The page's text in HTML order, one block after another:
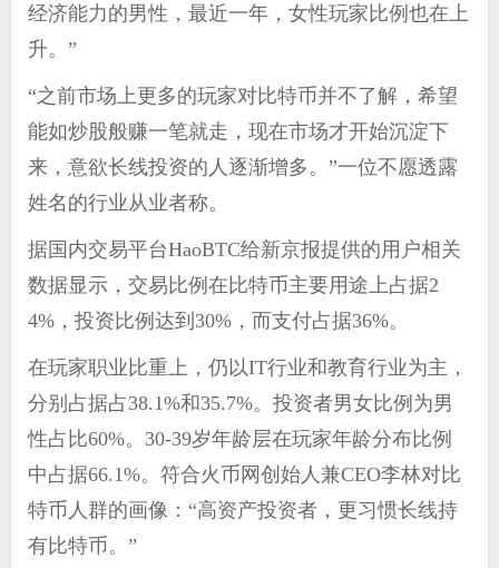
经济能力的男性，最近一年，女性玩家比例也在上
升。”
“之前市场上更多的玩家对比特币并不了解，希望
能如炒股般赚一笔就走，现在市场才开始沉淀下
来，意欲长线投资的人逐渐增多。”一位不愿透露
姓名的行业从业者称。
据国内交易平台HaoBTC给新京报提供的用户相关
数据显示，交易比例在比特币主要用途上占据2
4%，投资比例达到30%，而支付占据36%。
在玩家职业比重上，仍以IT行业和教育行业为主，
分别占据占38.1%和35.7%。投资者男女比例为男
性占比60%。30-39岁年龄层在玩家年龄分布比例
中占据66.1%。符合火币网创始人兼CEO李林对比
特币人群的画像：“高资产投资者，更习惯长线持
有比特币。”